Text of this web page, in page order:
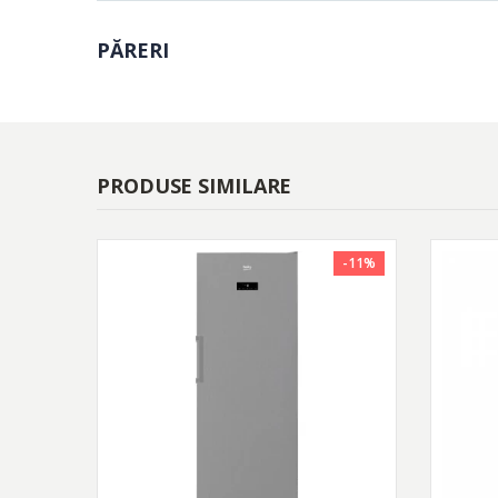
PĂRERI
PRODUSE SIMILARE
-11%